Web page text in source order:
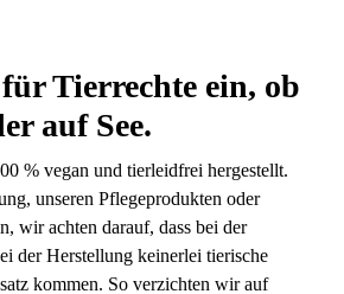
Tierrechte ein, ob
auf See.
% vegan und tierleidfrei hergestellt.
unseren Pflegeprodukten oder
wir achten darauf, dass bei der
der Herstellung keinerlei tierische
kommen. So verzichten wir auf